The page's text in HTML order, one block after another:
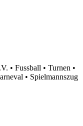
• Fussball • Turnen •
• Spielmannszug